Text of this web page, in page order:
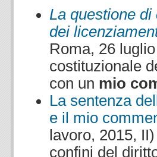
La questione
dei
Roma, 26
costituzionale
con un mio
La sentenza
e il mio
lavoro, 2015, II)
confini del